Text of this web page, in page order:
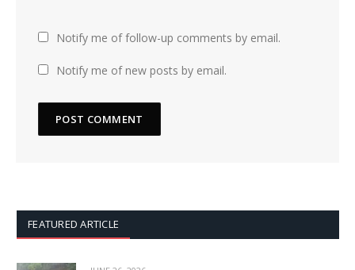
Notify me of follow-up comments by email.
Notify me of new posts by email.
FEATURED ARTICLE